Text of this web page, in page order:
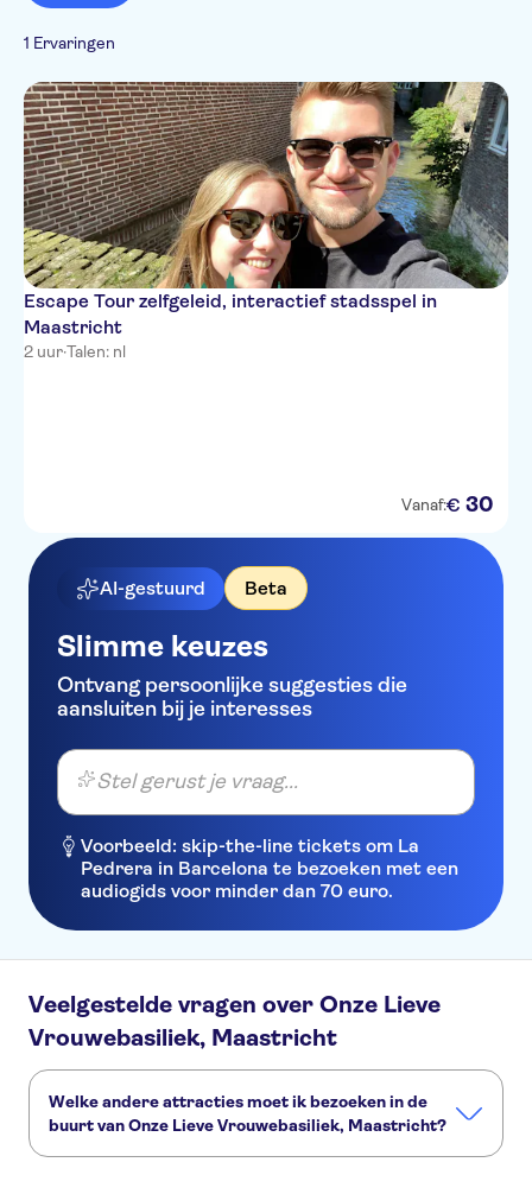
1 Ervaringen
Escape Tour zelfgeleid, interactief stadsspel in
Maastricht
2 uur·Talen: nl
Vanaf:€ 30
AI-gestuurd Beta
Slimme keuzes
Ontvang persoonlijke suggesties die
aansluiten bij je interesses
Stel gerust je vraag...
Voorbeeld: skip-the-line tickets om La
Pedrera in Barcelona te bezoeken met een
audiogids voor minder dan 70 euro.
Veelgestelde vragen over Onze Lieve
Vrouwebasiliek, Maastricht
Welke andere attracties moet ik bezoeken in de
buurt van Onze Lieve Vrouwebasiliek, Maastricht?